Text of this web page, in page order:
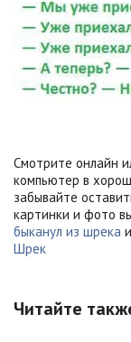
Смотрите онлайн
компьютер в
забывайте
картинки и фото
быканул из шрека и
Шрек
Читайте